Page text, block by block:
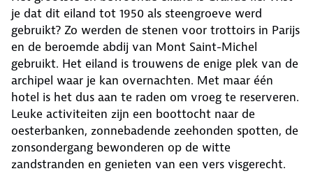
je dat dit eiland tot 1950 als steengroeve werd
gebruikt? Zo werden de stenen voor trottoirs in Parijs
en de beroemde abdij van Mont Saint-Michel
gebruikt. Het eiland is trouwens de enige plek van de
archipel waar je kan overnachten. Met maar één
hotel is het dus aan te raden om vroeg te reserveren.
Leuke activiteiten zijn een boottocht naar de
oesterbanken, zonnebadende zeehonden spotten, de
zonsondergang bewonderen op de witte
zandstranden en genieten van een vers visgerecht.